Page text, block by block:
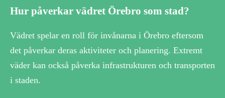
Hur påverkar vädret Örebro som stad?
Vädret spelar en roll för invånarna i Örebro eftersom
det påverkar deras aktiviteter och planering. Extremt
väder kan också påverka infrastrukturen och transporten
i staden.